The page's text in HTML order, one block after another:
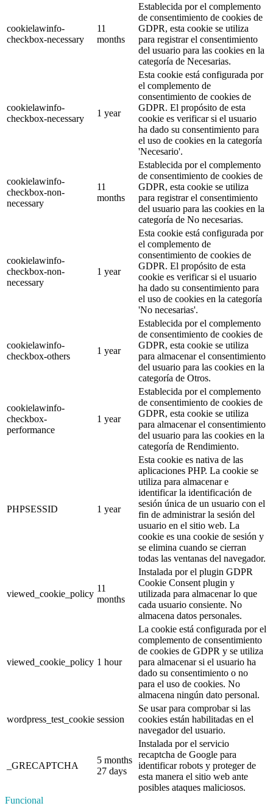
cookielawinfo-
checkbox-necessary
11
months
Establecida por el complemento
de consentimiento de cookies de
GDPR, esta cookie se utiliza
para registrar el consentimiento
del usuario para las cookies en la
categoría de Necesarias.
cookielawinfo-
checkbox-necessary
1 year
Esta cookie está configurada por
el complemento de
consentimiento de cookies de
GDPR. El propósito de esta
cookie es verificar si el usuario
ha dado su consentimiento para
el uso de cookies en la categoría
'Necesario'.
cookielawinfo-
checkbox-non-
necessary
11
months
Establecida por el complemento
de consentimiento de cookies de
GDPR, esta cookie se utiliza
para registrar el consentimiento
del usuario para las cookies en la
categoría de No necesarias.
cookielawinfo-
checkbox-non-
necessary
1 year
Esta cookie está configurada por
el complemento de
consentimiento de cookies de
GDPR. El propósito de esta
cookie es verificar si el usuario
ha dado su consentimiento para
el uso de cookies en la categoría
'No necesarias'.
cookielawinfo-
checkbox-others
1 year
Establecida por el complemento
de consentimiento de cookies de
GDPR, esta cookie se utiliza
para almacenar el consentimiento
del usuario para las cookies en la
categoría de Otros.
cookielawinfo-
checkbox-
performance
1 year
Establecida por el complemento
de consentimiento de cookies de
GDPR, esta cookie se utiliza
para almacenar el consentimiento
del usuario para las cookies en la
categoría de Rendimiento.
PHPSESSID 1 year
Esta cookie es nativa de las
aplicaciones PHP. La cookie se
utiliza para almacenar e
identificar la identificación de
sesión única de un usuario con el
fin de administrar la sesión del
usuario en el sitio web. La
cookie es una cookie de sesión y
se elimina cuando se cierran
todas las ventanas del navegador.
viewed_cookie_policy
11
months
Instalada por el plugin GDPR
Cookie Consent plugin y
utilizada para almacenar lo que
cada usuario consiente. No
almacena datos personales.
viewed_cookie_policy 1 hour
La cookie está configurada por el
complemento de consentimiento
de cookies de GDPR y se utiliza
para almacenar si el usuario ha
dado su consentimiento o no
para el uso de cookies. No
almacena ningún dato personal.
wordpress_test_cookie session
Se usar para comprobar si las
cookies están habilitadas en el
navegador del usuario.
_GRECAPTCHA
5 months
27 days
Instalada por el servicio
recaptcha de Google para
identificar robots y proteger de
esta manera el sitio web ante
posibles ataques maliciosos.
Funcional